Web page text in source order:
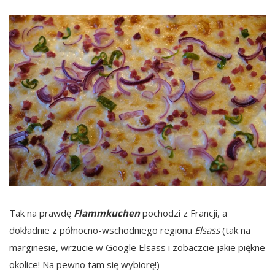
Tak na prawdę Flammkuchenpochodzi z Francji, a
dokładnie z północno-wschodniego regionu Elsass(tak na
marginesie, wrzucie w Google Elsass i zobaczcie jakie piękne
okolice! Na pewno tam się wybiorę!)